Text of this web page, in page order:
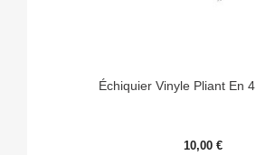
Échiquier Vinyle Pliant En
10,00 €